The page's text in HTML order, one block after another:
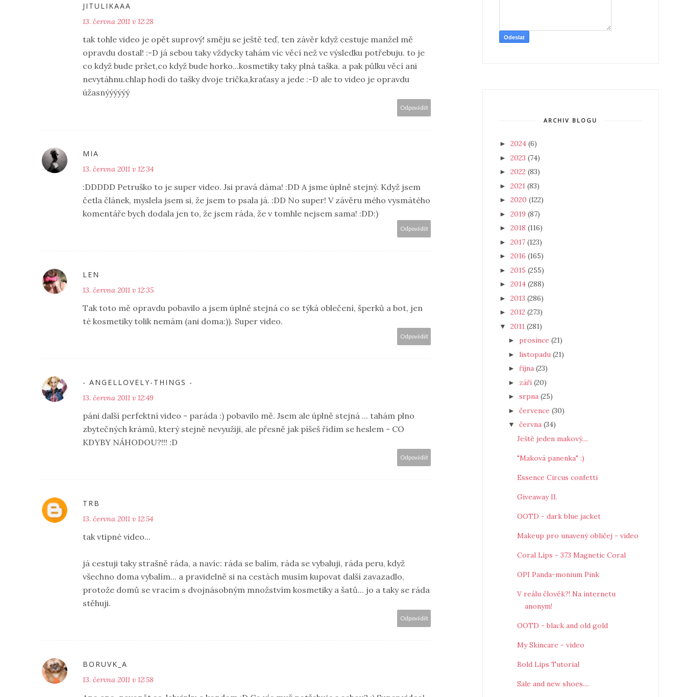
JITULIKAAA
13. června 2011 v 12:28
tak tohle video je opět suprový! směju se ještě teď, ten závěr když cestuje manžel mě
opravdu dostal! :-D já sebou taky vždycky tahám víc věcí než ve výsledku potřebuju. to je
co když bude pršet,co když bude horko...kosmetiky taky plná taška. a pak půlku věcí ani
nevytáhnu.chlap hodí do tašky dvoje trička,kraťasy a jede :-D ale to video je opravdu
úžasnýýýýýý
Odpovědět
MIA
13. června 2011 v 12:34
:DDDDD Petruško to je super video. Jsi pravá dáma! :DD A jsme úplně stejný. Když jsem
četla článek, myslela jsem si, že jsem to psala já. :DD No super! V závěru mého vysmátého
komentáře bych dodala jen to, že jsem ráda, že v tomhle nejsem sama! :DD:)
Odpovědět
LEN
13. června 2011 v 12:35
Tak toto mě opravdu pobavilo a jsem úplně stejná co se týká oblečení, šperků a bot, jen
té kosmetiky tolik nemám (ani doma:)). Super video.
Odpovědět
- ANGELLOVELY-THINGS -
13. června 2011 v 12:49
páni další perfektní video - paráda :) pobavilo mě. Jsem ale úplně stejná ... tahám plno
zbytečných krámů, který stejně nevyužiji, ale přesně jak píšeš řídím se heslem - CO
KDYBY NÁHODOU?!!! :D
Odpovědět
TRB
13. června 2011 v 12:54
tak vtipné video...
já cestuji taky strašně ráda, a navíc: ráda se balím, ráda se vybaluji, ráda peru, když
všechno doma vybalím... a pravidelně si na cestách musím kupovat další zavazadlo,
protože domů se vracím s dvojnásobným množstvím kosmetiky a šatů... jo a taky se ráda
stěhuji.
Odpovědět
BORUVK_A
13. června 2011 v 12:58
ARCHIV BLOGU
► 2024 (6)
► 2023 (74)
► 2022 (83)
► 2021 (83)
► 2020 (122)
► 2019 (87)
► 2018 (116)
► 2017 (123)
► 2016 (165)
► 2015 (255)
► 2014 (288)
► 2013 (286)
► 2012 (273)
▼ 2011 (281)
► prosince (21)
► listopadu (21)
► října (23)
► září (20)
► srpna (25)
► července (30)
▼ června (34)
Ještě jeden makový....
"Maková panenka" :)
Essence Circus confetti
Giveaway II.
OOTD - dark blue jacket
Makeup pro unavený obličej - video
Coral Lips - 373 Magnetic Coral
OPI Panda-monium Pink
V reálu člověk?! Na internetu
anonym!
OOTD - black and old gold
My Skincare - video
Bold Lips Tutorial
Sale and new shoes....